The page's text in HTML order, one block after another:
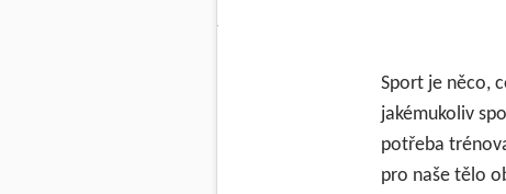
Sport je něco,
jakémukoliv
potřeba
pro naše tělo